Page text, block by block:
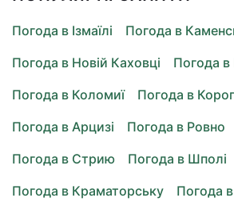
Погода в Ізмаїлі
Погода в
Погода в Новій Каховці
Погода в
Погода в Коломиї
Погода в
Погода в Арцизі
Погода в Ровно
Погода в Стрию
Погода в Шполі
Погода в Краматорську
Погода